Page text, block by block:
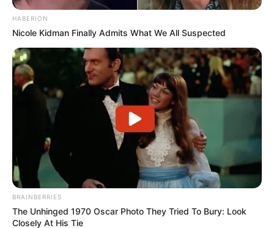
HABERION
Nicole Kidman Finally Admits What We All Suspected
BRAINBERRIES
The Unhinged 1970 Oscar Photo They Tried To Bury: Look
Closely At His Tie